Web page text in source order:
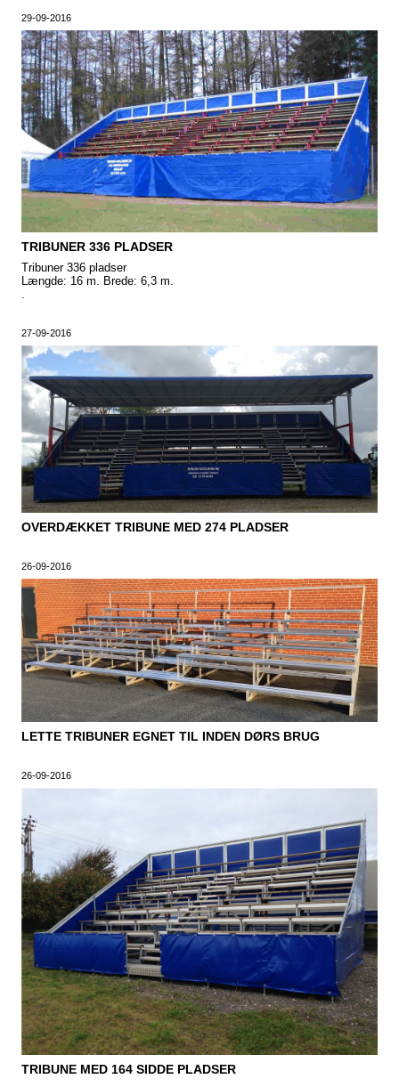
29-09-2016
TRIBUNER 336 PLADSER
Tribuner 336 pladser
Længde: 16 m. Brede: 6,3 m.
.
27-09-2016
OVERDÆKKET TRIBUNE MED 274 PLADSER
26-09-2016
LETTE TRIBUNER EGNET TIL INDEN DØRS BRUG
26-09-2016
TRIBUNE MED 164 SIDDE PLADSER